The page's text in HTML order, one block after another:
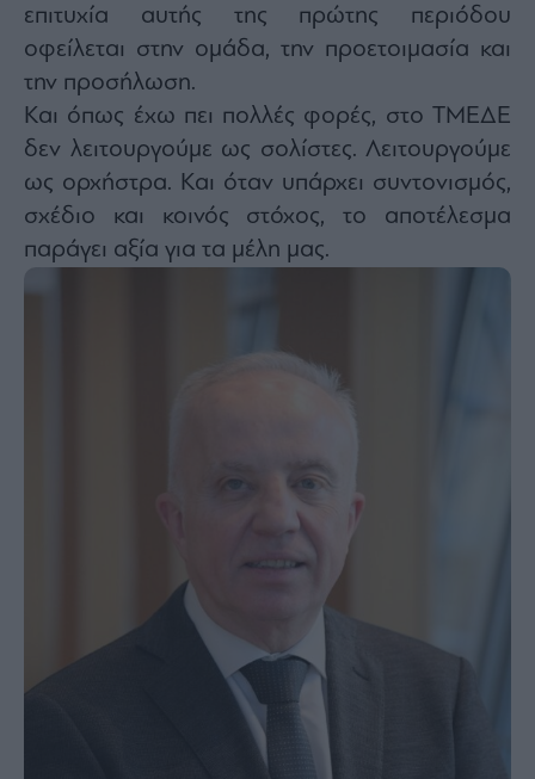
επιτυχία αυτής της πρώτης περιόδου
οφείλεται στην ομάδα, την προετοιμασία και
την προσήλωση.
Και όπως έχω πει πολλές φορές, στο ΤΜΕΔΕ
δεν λειτουργούμε ως σολίστες. Λειτουργούμε
ως ορχήστρα. Και όταν υπάρχει συντονισμός,
σχέδιο και κοινός στόχος, το αποτέλεσμα
παράγει αξία για τα μέλη μας.